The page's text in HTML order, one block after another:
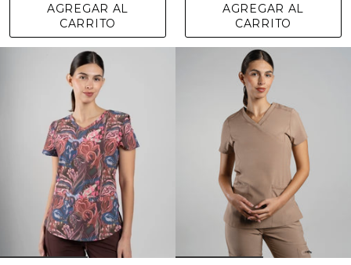
AGREGAR AL
CARRITO
AGREGAR AL
CARRITO